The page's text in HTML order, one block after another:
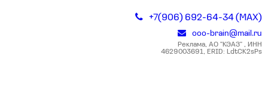
+7(906) 692-64-34 (MAX)
ooo-brain@mail.ru
Реклама, АО "КЭАЗ" , ИНН
4629003691, ERID: LdtCK2sPs